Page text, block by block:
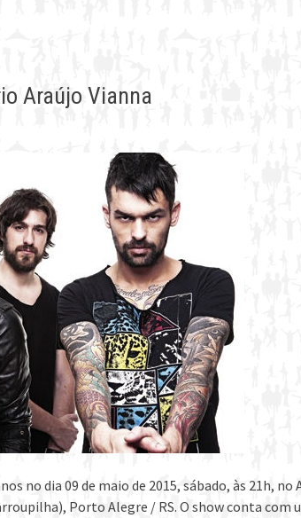
Araújo Vianna
no dia 09 de maio de 2015, sábado, às 21h,
Porto Alegre / RS. O show conta com